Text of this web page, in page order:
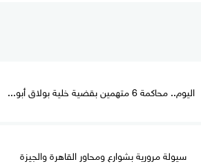
اليوم.. محاكمة 6 متهمين بقضية خلية بولاق أبو...
سيولة مرورية بشوارع ومحاور القاهرة والجيزة